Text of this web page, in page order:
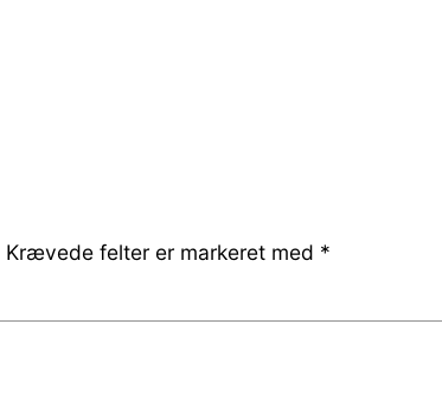
Krævede felter er markeret med *